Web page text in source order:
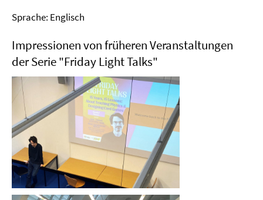
Sprache: Englisch
Impressionen von früheren Veranstaltungen
der Serie "Friday Light Talks"